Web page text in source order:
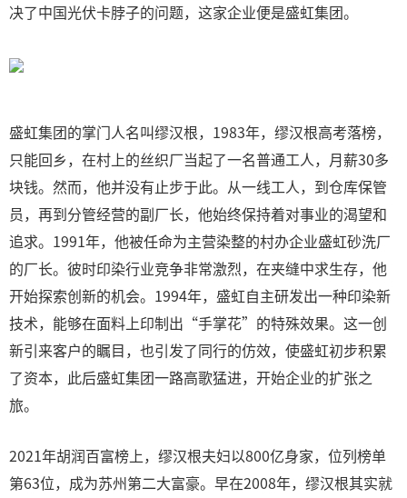
决了中国光伏卡脖子的问题，这家企业便是盛虹集团。
盛虹集团的掌门人名叫缪汉根，1983年，缪汉根高考落榜，
只能回乡，在村上的丝织厂当起了一名普通工人，月薪30多
块钱。然而，他并没有止步于此。从一线工人，到仓库保管
员，再到分管经营的副厂长，他始终保持着对事业的渴望和
追求。1991年，他被任命为主营染整的村办企业盛虹砂洗厂
的厂长。彼时印染行业竞争非常激烈，在夹缝中求生存，他
开始探索创新的机会。1994年，盛虹自主研发出一种印染新
技术，能够在面料上印制出“手掌花”的特殊效果。这一创
新引来客户的瞩目，也引发了同行的仿效，使盛虹初步积累
了资本，此后盛虹集团一路高歌猛进，开始企业的扩张之
旅。
2021年胡润百富榜上，缪汉根夫妇以800亿身家，位列榜单
第63位，成为苏州第二大富豪。早在2008年，缪汉根其实就